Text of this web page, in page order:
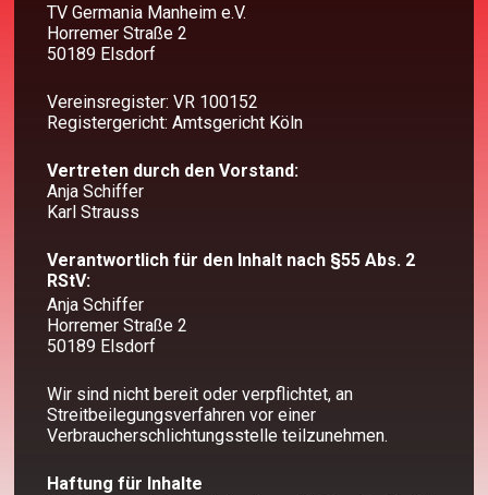
TV Germania Manheim e.V.
Horremer Straße 2
50189 Elsdorf
Vereinsregister: VR 100152
Registergericht: Amtsgericht Köln
Vertreten durch den Vorstand:
Anja Schiffer
Karl Strauss
Verantwortlich für den Inhalt nach §55 Abs. 2
RStV:
Anja Schiffer
Horremer Straße 2
50189 Elsdorf
Wir sind nicht bereit oder verpflichtet, an
Streitbeilegungsverfahren vor einer
Verbraucherschlichtungsstelle teilzunehmen.
Haftung für Inhalte